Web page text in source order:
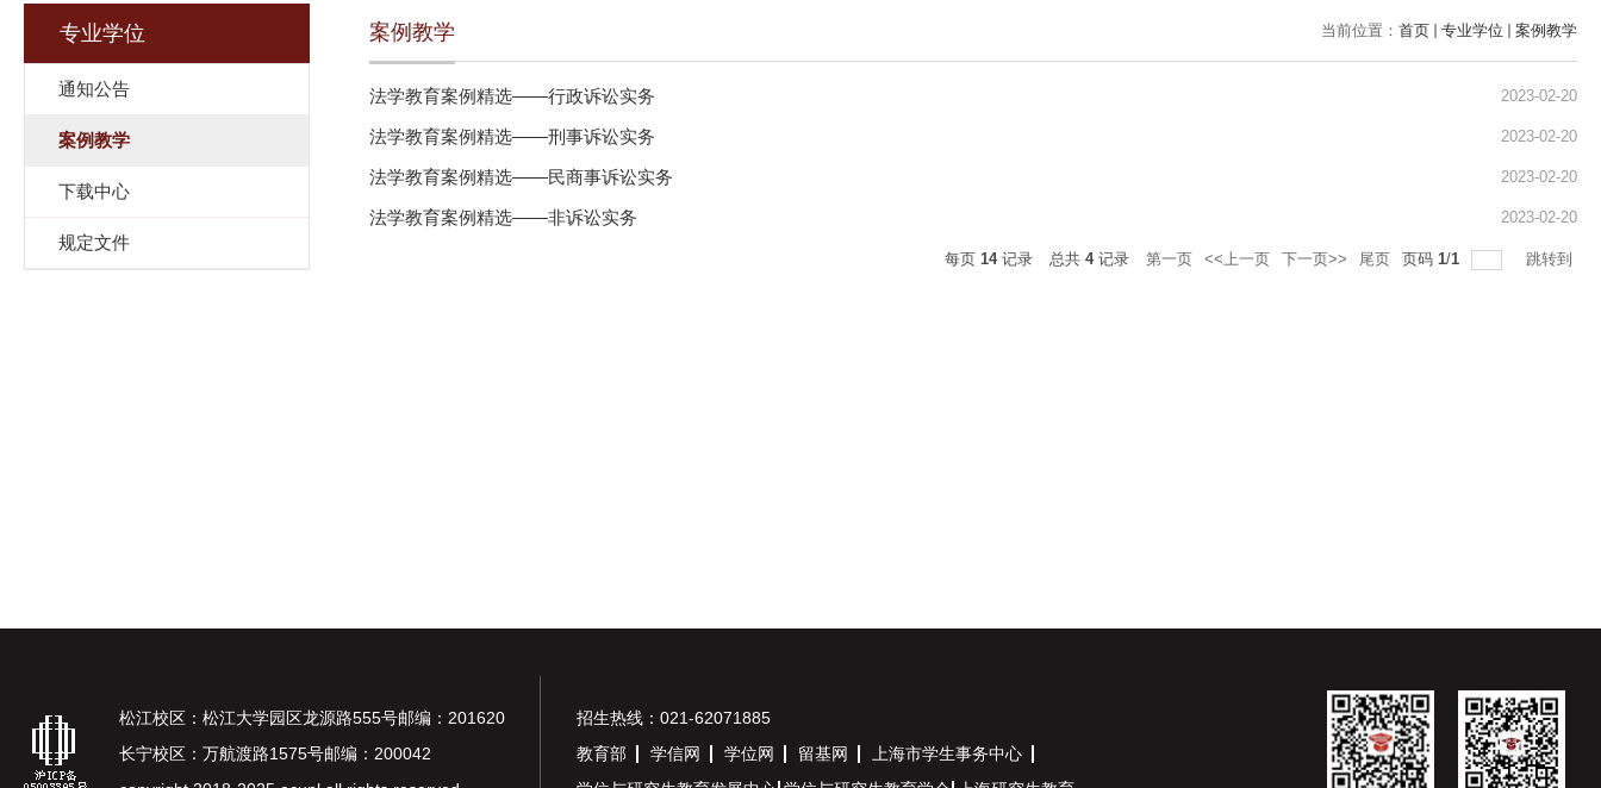
专业学位
通知公告
案例教学
下载中心
规定文件
当前位置： 首页 专业学位 案例教学
案例教学
2023-02-20
法学教育案例精选——行政诉讼实务
2023-02-20
法学教育案例精选——刑事诉讼实务
2023-02-20
法学教育案例精选——民商事诉讼实务
2023-02-20
法学教育案例精选——非诉讼实务
每页 14记录 总共 4记录 第一页 <<上一页 下一页>> 尾页 页码 1/1 跳转到
松江校区：松江大学园区龙源路555号邮编：201620
长宁校区：万航渡路1575号邮编：200042
招生热线：021-62071885
教育部
学信网 学位网 留基网
上海市学生事务中心